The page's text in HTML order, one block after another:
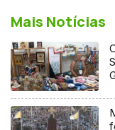
Mais Notícias